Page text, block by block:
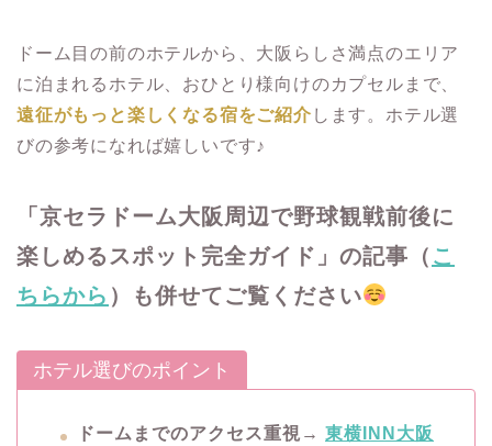
ドーム目の前のホテルから、大阪らしさ満点のエリア
に泊まれるホテル、おひとり様向けのカプセルまで、
遠征がもっと楽しくなる宿をご紹介 します。ホテル選
びの参考になれば嬉しいです♪
「京セラドーム大阪周辺で野球観戦前後に
楽しめるスポット完全ガイド」の記事（ こ
ちらから ）も併せてご覧ください
ホテル選びのポイント
ドームまでのアクセス重視→ 東横INN大阪